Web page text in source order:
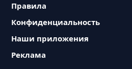
Правила
Конфиденциальность
Наши приложения
Реклама